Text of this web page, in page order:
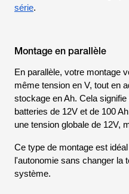
série.
Montage en parallèle
En parallèle, votre montage
même tension en V, tout en
stockage en Ah. Cela
batteries de 12V et de 100
une tension globale de 12V,
Ce type de montage est
l'autonomie sans changer la
système.